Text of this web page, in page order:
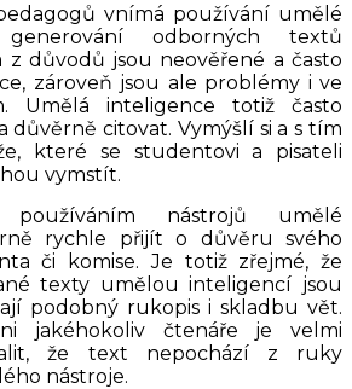
vnímá používání umělé
odborných textů
z důvodů jsou neověřené a často
zároveň jsou ale problémy i ve
Umělá inteligence totiž často
důvěrně citovat. Vymýšlí si a s tím
které se studentovi a pisateli
vymstít.
nástrojů umělé
rychle přijít o důvěru svého
či komise. Je totiž zřejmé, že
texty umělou inteligencí jsou
podobný rukopis i skladbu vět.
jakéhokoliv čtenáře je velmi
že text nepochází z ruky
nástroje.